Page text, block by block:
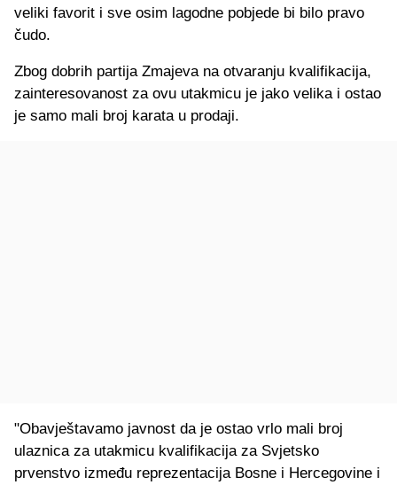
veliki favorit i sve osim lagodne pobjede bi bilo pravo
čudo.
Zbog dobrih partija Zmajeva na otvaranju kvalifikacija,
zainteresovanost za ovu utakmicu je jako velika i ostao
je samo mali broj karata u prodaji.
"Obavještavamo javnost da je ostao vrlo mali broj
ulaznica za utakmicu kvalifikacija za Svjetsko
prvenstvo između reprezentacija Bosne i Hercegovine i